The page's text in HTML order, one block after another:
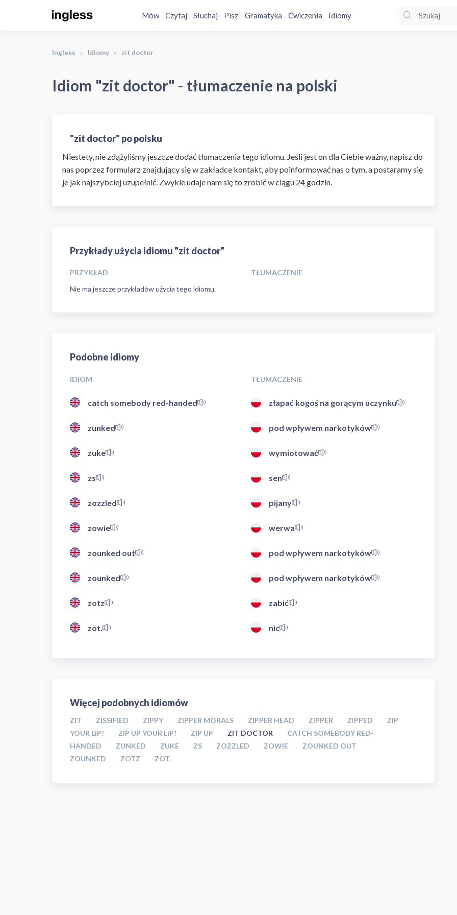
Mów Czytaj Słuchaj Pisz Gramatyka Ćwiczenia Idiomy
Ingless Idiomy zit doctor
Idiom "zit doctor" - tłumaczenie na polski
"zit doctor" po polsku
Niestety, nie zdążyliśmy jeszcze dodać tłumaczenia tego idiomu. Jeśli jest on dla Ciebie ważny, napisz do
nas poprzez formularz znajdujący się w zakładce kontakt, aby poinformować nas o tym, a postaramy się
je jak najszybciej uzupełnić. Zwykle udaje nam się to zrobić w ciągu 24 godzin.
Przykłady użycia idiomu "zit doctor"
PRZYKŁAD
TŁUMACZENIE
Nie ma jeszcze przykładów użycia tego idiomu.
Podobne idiomy
IDIOM TŁUMACZENIE
catch somebody red-handed złapać kogoś na gorącym uczynku
zunked pod wpływem narkotyków
zuke wymiotować
zs sen
zozzled pijany
zowie werwa
zounked out pod wpływem narkotyków
zounked pod wpływem narkotyków
zotz zabić
zot. nic
Więcej podobnych idiomów
ZIT ZISSIFIED ZIPPY ZIPPER MORALS ZIPPER HEAD ZIPPER ZIPPED
ZIP
YOUR LIP!
ZIP UP YOUR LIP! ZIP UP ZIT DOCTOR
CATCH SOMEBODY RED-
HANDED
ZUNKED ZUKE ZS ZOZZLED ZOWIE
ZOUNKED OUT
ZOUNKED
ZOTZ ZOT.